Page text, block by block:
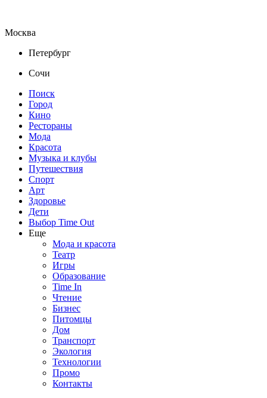
Москва
Петербург
Сочи
Поиск
Город
Кино
Рестораны
Мода
Красота
Музыка и клубы
Путешествия
Спорт
Арт
Здоровье
Дети
Выбор Time Out
Еще
Мода и красота
Театр
Игры
Образование
Time In
Чтение
Бизнес
Питомцы
Дом
Транспорт
Экология
Технологии
Промо
Контакты